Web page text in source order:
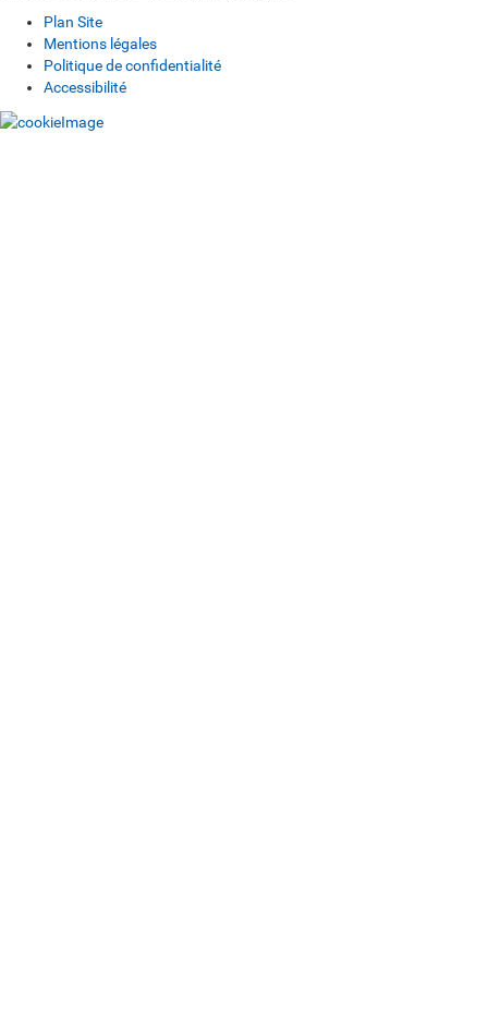
Plan Site
Mentions légales
Politique de confidentialité
Accessibilité